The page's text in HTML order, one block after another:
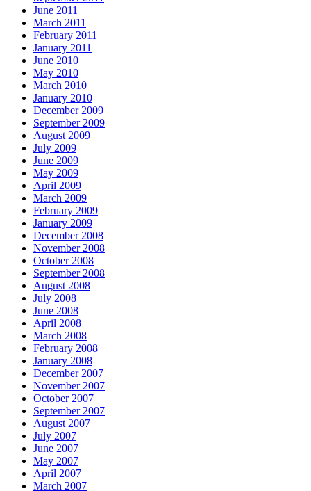
June 2011
March 2011
February 2011
January 2011
June 2010
May 2010
March 2010
January 2010
December 2009
September 2009
August 2009
July 2009
June 2009
May 2009
April 2009
March 2009
February 2009
January 2009
December 2008
November 2008
October 2008
September 2008
August 2008
July 2008
June 2008
April 2008
March 2008
February 2008
January 2008
December 2007
November 2007
October 2007
September 2007
August 2007
July 2007
June 2007
May 2007
April 2007
March 2007